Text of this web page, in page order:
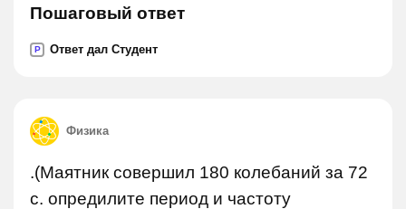
Пошаговый ответ
P Ответ дал Студент
Физика
.(Маятник совершил 180 колебаний за 72
с. опредилите период и частоту